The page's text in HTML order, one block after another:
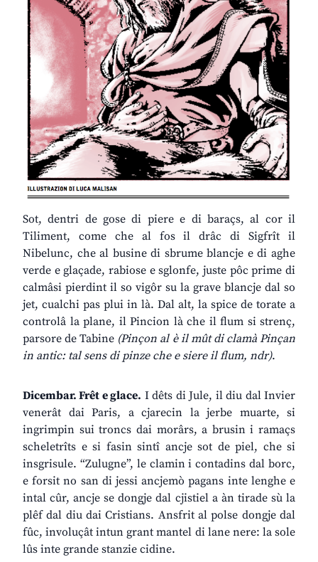
Sot, dentri de gose di piere e di baraçs, al cor il
Tiliment, come che al fos il drâc di Sigfrît il
Nibelunc, che al busine di sbrume blancje e di aghe
verde e glaçade, rabiose e sglonfe, juste pôc prime di
calmâsi pierdint il so vigôr su la grave blancje dal so
jet, cualchi pas plui in là. Dal alt, la spice de torate a
controlâ la plane, il Pincion là che il flum si strenç,
parsore de Tabine (Pinçon al è il mût di clamà Pinçan
in antic: tal sens di pinze che e siere il flum, ndr).
Dicembar. Frêt e glace. I dêts di Jule, il diu dal Invier
venerât dai Paris, a cjarecin la jerbe muarte, si
ingrimpin sui troncs dai morârs, a brusin i ramaçs
scheletrîts e si fasin sintî ancje sot de piel, che si
insgrisule. “Zulugne”, le clamin i contadins dal borc,
e forsit no san di jessi ancjemò pagans inte lenghe e
intal cûr, ancje se dongje dal cjistiel a àn tirade sù la
plêf dal diu dai Cristians. Ansfrit al polse dongje dal
fûc, involuçât intun grant mantel di lane nere: la sole
lûs inte grande stanzie cidine.